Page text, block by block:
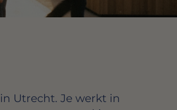
Utrecht. Je werkt in